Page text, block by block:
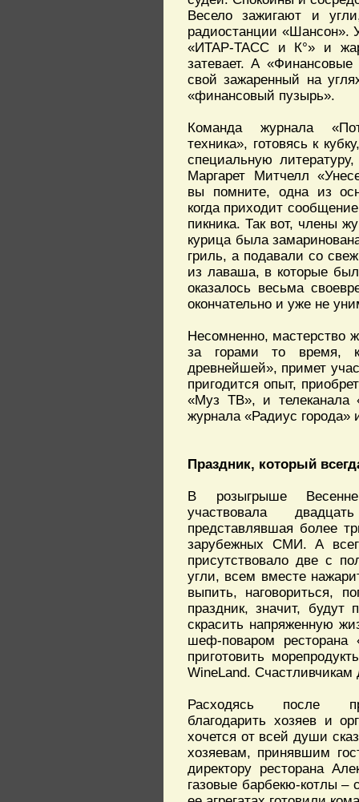
Весело зажигают и
радиостанции «Шансон».
«ИТАР-ТАСС и К°» и
затевает. А
свой зажаренный на
«финансовый пузырь».
Команда журнала
техника», готовясь к
специальную
Маргарет Митчелл
вы помните, одна из
когда приходит
пикника. Так вот, члены
курица была
гриль, а подавали со
из лаваша, в которые
оказалось весьма
окончательно и уже не
Несомненно, мастерство
за горами то время,
древнейшей», примет
пригодится опыт,
«Муз ТВ», и телеканала
журнала «Радиус
Праздник, который
В розыгрыше
участвовала
представлявшая более
зарубежных СМИ. А
присутствовало две с
угли, всем вместе
выпить, наговориться,
праздник, значит,
скрасить напряженную
шеф-поваром ресторана
приготовить
WineLand.
Расходясь после
благодарить хозяев и
хочется от всей души
хозяевам, принявшим
директору ресторана
газовые барбекю-котлы –